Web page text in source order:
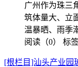
广州作为珠三
筑体量大、立
温暴晒、雨季
阅读（0） 标签
[根栏目]汕头产业园